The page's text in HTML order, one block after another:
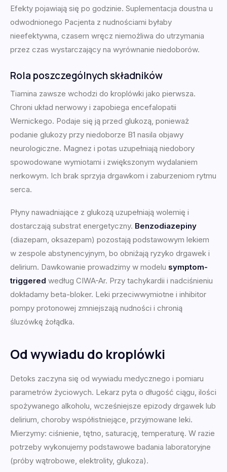
Efekty pojawiają się po godzinie. Suplementacja doustna u
odwodnionego Pacjenta z nudnościami byłaby
nieefektywna, czasem wręcz niemożliwa do utrzymania
przez czas wystarczający na wyrównanie niedoborów.
Rola poszczególnych składników
Tiamina zawsze wchodzi do kroplówki jako pierwsza.
Chroni układ nerwowy i zapobiega encefalopatii
Wernickego. Podaje się ją przed glukozą, ponieważ
podanie glukozy przy niedoborze B1 nasila objawy
neurologiczne. Magnez i potas uzupełniają niedobory
spowodowane wymiotami i zwiększonym wydalaniem
nerkowym. Ich brak sprzyja drgawkom i zaburzeniom rytmu
serca.
Płyny nawadniające z glukozą uzupełniają wolemię i
dostarczają substrat energetyczny. Benzodiazepiny
(diazepam, oksazepam) pozostają podstawowym lekiem
w zespole abstynencyjnym, bo obniżają ryzyko drgawek i
delirium. Dawkowanie prowadzimy w modelu symptom-
triggered według CIWA-Ar. Przy tachykardii i nadciśnieniu
dokładamy beta-bloker. Leki przeciwwymiotne i inhibitor
pompy protonowej zmniejszają nudności i chronią
śluzówkę żołądka.
Od wywiadu do kroplówki
Detoks zaczyna się od wywiadu medycznego i pomiaru
parametrów życiowych. Lekarz pyta o długość ciągu, ilości
spożywanego alkoholu, wcześniejsze epizody drgawek lub
delirium, choroby współistniejące, przyjmowane leki.
Mierzymy: ciśnienie, tętno, saturację, temperaturę. W razie
potrzeby wykonujemy podstawowe badania laboratoryjne
(próby wątrobowe, elektrolity, glukoza).